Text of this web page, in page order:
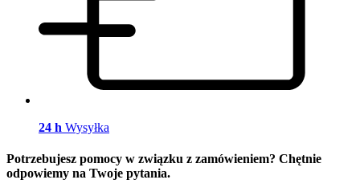
24 h Wysyłka
Potrzebujesz pomocy w związku z zamówieniem? Chętnie
odpowiemy na Twoje pytania.